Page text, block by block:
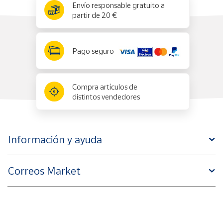
Envío responsable gratuito a
partir de 20 €
Pago seguro
Compra artículos de
distintos vendedores
Información y ayuda
Correos Market